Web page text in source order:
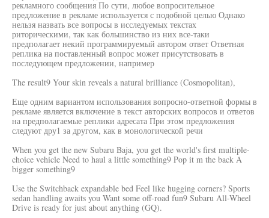
рекламного сообщения По сути, любое вопросительное
предложение в рекламе используется с подобной целью Однако
нельзя назвать все вопросы в исследуемых текстах
риторическими, так как большинство из них все-таки
предполагает некий программируемый автором ответ Ответная
реплика на поставленный вопрос может присутствовать в
последующем предложении, например
The result9 Your skin reveals a natural brilliance (Cosmopolitan),
Еще одним вариантом использования вопросно-ответной формы в
рекламе является включение в текст авторских вопросов и ответов
на предполагаемые реплики адресата При этом предложения
следуют дру1 за другом, как в монологической речи
When you get the new Subaru Baja, you get the world's first multiple-
choice vehicle Need to haul a little something9 Pop it m the back A
bigger something9
Use the Switchback expandable bed Feel like hugging corners? Sports
sedan handling awaits you Want some off-road fun9 Subaru All-Wheel
Drive is ready for just about anything (GQ).